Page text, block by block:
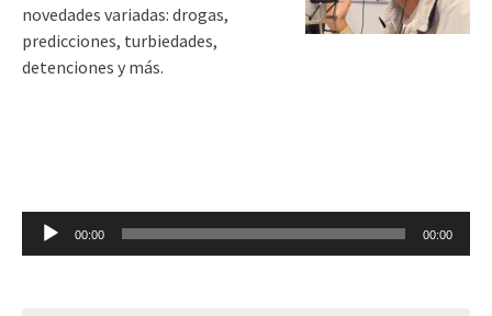
novedades variadas: drogas,
predicciones, turbiedades,
detenciones y más.
Reproductor
00:00 00:00